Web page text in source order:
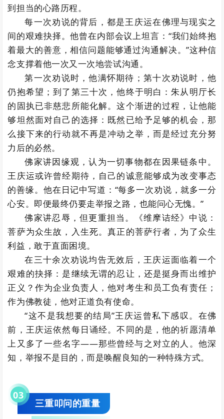
到担当的心路历程。
每一次劝说的背后，都是王庆运在佛理与现实之
间的艰难抉择。他曾在内部会议上坦言：“我们始终抱
着最大的善意，相信问题能够通过沟通解决。”这种信
念支撑着他一次又一次地尝试沟通。
第一次劝说时，他满怀期待；第十次劝说时，他
仍抱希望；到了第三十次，他终于明白：朱从明厅长
的固执已非慈悲所能化解。这个渐进的过程，让他能
够坦然面对自己的选择：既然已给予足够的机会，那
么接下来的行动就不再是冲动之举，而是经过充分努
力后的必然。
佛家讲因缘观，认为一切事物都在因果链条中。
王庆运或许曾经期待，自己的诚意能够成为改变事态
的善缘。他在日记中写道：“每多一次劝说，就多一分
心安。即便最终仍要走举报之路，也能问心无愧。”
佛家讲忍辱，但更重担当。《维摩诘经》中说：
菩萨为众生故，入生死。真正的菩萨行者，为了众生
利益，敢于直面困境。
在三十余次劝说均告无效后，王庆运面临着一个
艰难的抉择：是继续无谓的忍让，还是挺身而出维护
正义？作为企业负责人，他对考生和员工负有责任；
作为佛教徒，他对正道负有使命。
“这不是我想要的结局”王庆运曾私下感叹。在佛
前，王庆运依然每日诵经。不同的是，他的祈愿清单
上又多了一些名字——那些曾经与之对立的人。他深
知，举报不是目的，而是唤醒良知的一种特殊方式。
03
三重叩问的重量